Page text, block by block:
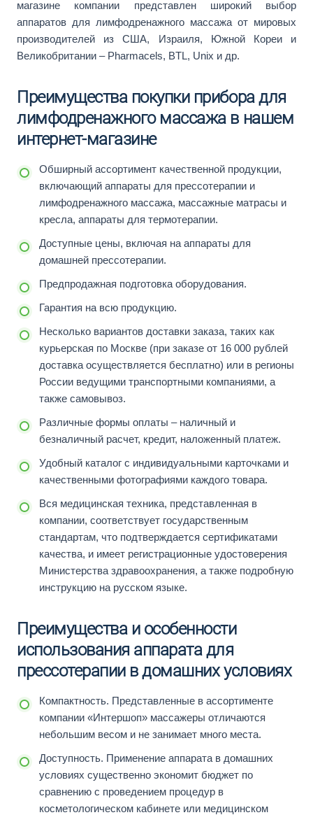
магазине компании представлен широкий выбор
аппаратов для лимфодренажного массажа от мировых
производителей из США, Израиля, Южной Кореи и
Великобритании – Pharmacels, BTL, Unix и др.
Преимущества покупки прибора для
лимфодренажного массажа в нашем
интернет-магазине
Обширный ассортимент качественной продукции,
включающий аппараты для прессотерапии и
лимфодренажного массажа, массажные матрасы и
кресла, аппараты для термотерапии.
Доступные цены, включая на аппараты для
домашней прессотерапии.
Предпродажная подготовка оборудования.
Гарантия на всю продукцию.
Несколько вариантов доставки заказа, таких как
курьерская по Москве (при заказе от 16 000 рублей
доставка осуществляется бесплатно) или в регионы
России ведущими транспортными компаниями, а
также самовывоз.
Различные формы оплаты – наличный и
безналичный расчет, кредит, наложенный платеж.
Удобный каталог с индивидуальными карточками и
качественными фотографиями каждого товара.
Вся медицинская техника, представленная в
компании, соответствует государственным
стандартам, что подтверждается сертификатами
качества, и имеет регистрационные удостоверения
Министерства здравоохранения, а также подробную
инструкцию на русском языке.
Преимущества и особенности
использования аппарата для
прессотерапии в домашних условиях
Компактность. Представленные в ассортименте
компании «Интершоп» массажеры отличаются
небольшим весом и не занимает много места.
Доступность. Применение аппарата в домашних
условиях существенно экономит бюджет по
сравнению с проведением процедур в
косметологическом кабинете или медицинском